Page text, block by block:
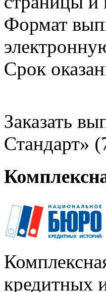
Формат
Срок
Заказать
Стандарт»
кредитных